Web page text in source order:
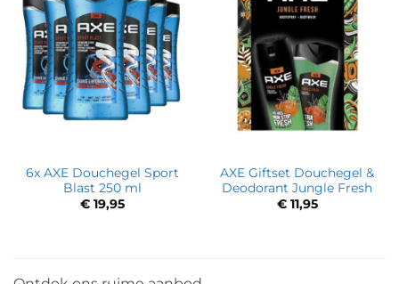
6x AXE Douchegel Sport
Blast 250 ml
€19,95
AXE Giftset Douchegel &
Deodorant Jungle Fresh
€11,95